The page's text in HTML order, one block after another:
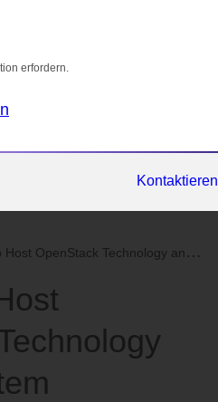
erfordern.
Kontaktieren
Technology and Ecosystem Announcement Webcas...